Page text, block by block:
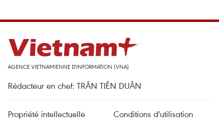
AGENCE VIETNAMIENNE D'INFORMATION (VNA)
Rédacteur en chef: TRÂN TIÊN DUÂN
Propriété intellectuelle Conditions d'utilisation